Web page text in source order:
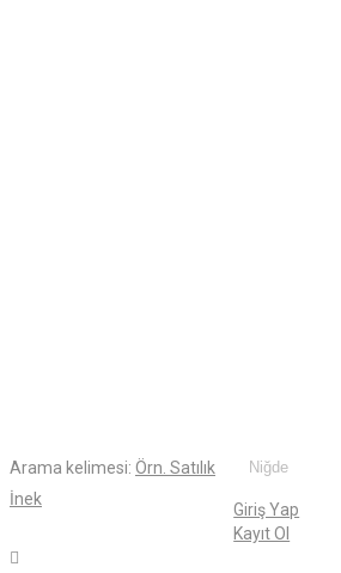
Arama kelimesi: Örn. Satılık
İnek
Giriş Yap
Kayıt Ol